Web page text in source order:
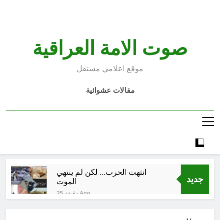
صوت الامة العراقية
موقع اعلامي مستقل
مقالات عشوائية
جديد
انتهت الحرب… لكن لم ينتهي
الموت
35 دقيقة Ago